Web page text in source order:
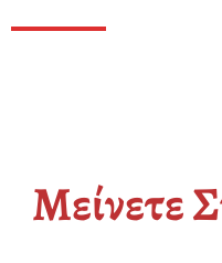
Μείνετε